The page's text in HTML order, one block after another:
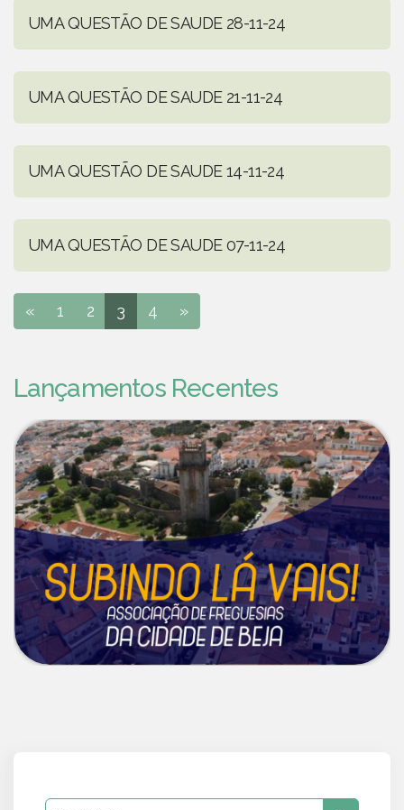
UMA QUESTÃO DE SAUDE 28-11-24
UMA QUESTÃO DE SAUDE 21-11-24
UMA QUESTÃO DE SAUDE 14-11-24
UMA QUESTÃO DE SAUDE 07-11-24
« 1 2 3 4 »
Lançamentos Recentes